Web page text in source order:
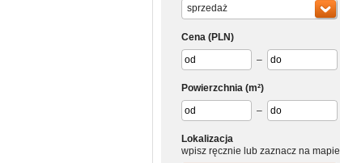
sprzedaż
Cena (PLN)
–
Powierzchnia (m²)
–
Lokalizacja
wpisz ręcznie lub zaznacz na mapie